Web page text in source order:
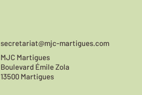
secretariat@mjc-martigues.com
MJC Martigues
Boulevard Émile Zola
13500 Martigues